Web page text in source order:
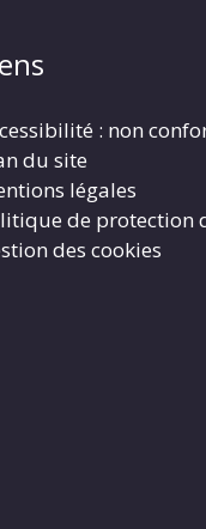
: non
du site
légales
de protection
des cookies